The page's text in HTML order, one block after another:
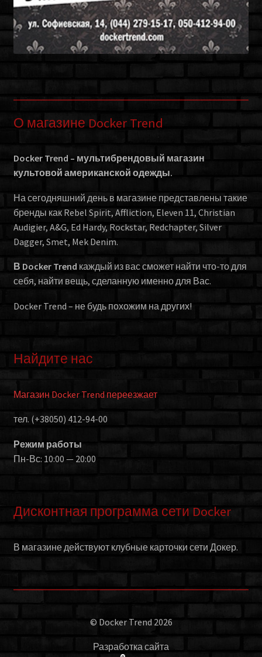
О магазине Docker Trend
Docker Trend – мультибрендовый магазин
культовой американской одежды.
На сегодняшний день в магазине представлены такие
бренды как Rebel Spirit, Affliction, Eleven 11, Christian
Audigier, A&G, Ed Hardy, Rockstar, Redchapter, Silver
Dagger, Smet, Mek Denim.
В Docker Trend каждый из вас сможет найти что-то для
себя, найти вещь, сделанную именно для Вас.
Docker Trend – не будь похожим на других!
Найдите нас
Магазин Docker Trend переезжает
тел. (+38050) 412-94-00
Режим работы
Пн-Вс: 10:00 — 20:00
Дисконтная программа сети Docker
В магазине действуют клубные карточки сети Докер.
© Docker Trend 2026
Разработка сайта